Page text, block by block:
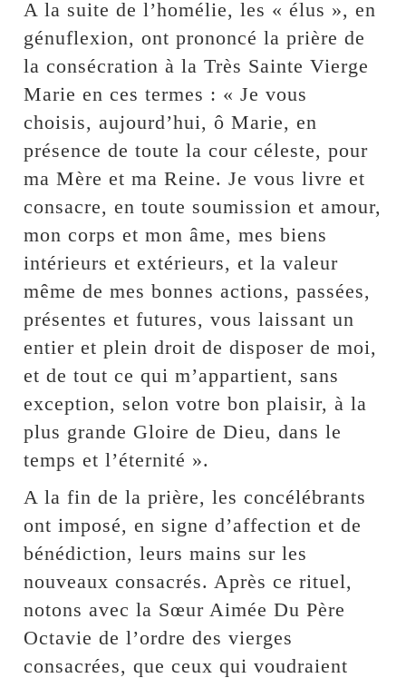
A la suite de l’homélie, les « élus », en
génuflexion, ont prononcé la prière de
la consécration à la Très Sainte Vierge
Marie en ces termes : « Je vous
choisis, aujourd’hui, ô Marie, en
présence de toute la cour céleste, pour
ma Mère et ma Reine. Je vous livre et
consacre, en toute soumission et amour,
mon corps et mon âme, mes biens
intérieurs et extérieurs, et la valeur
même de mes bonnes actions, passées,
présentes et futures, vous laissant un
entier et plein droit de disposer de moi,
et de tout ce qui m’appartient, sans
exception, selon votre bon plaisir, à la
plus grande Gloire de Dieu, dans le
temps et l’éternité ».
A la fin de la prière, les concélébrants
ont imposé, en signe d’affection et de
bénédiction, leurs mains sur les
nouveaux consacrés. Après ce rituel,
notons avec la Sœur Aimée Du Père
Octavie de l’ordre des vierges
consacrées, que ceux qui voudraient